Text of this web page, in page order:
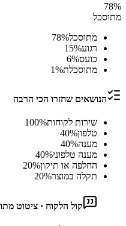
78%
מתוסכל
מתוסכל
78%
רגוע
15%
כועס
6%
מתוסכלת
1%
הנושאים שחזרו הכי הרבה
שירות לקוחות 100%
טלפון
40%
מענה
40%
מענה טלפוני
40%
החלפה או תיקון
20%
תקלה במוצר
20%
קול הלקוח · ציטוט